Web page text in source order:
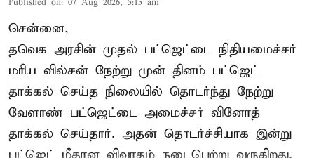
சென்னை,
தவெக அரசின் முதல் பட்ஜெட்டை நிதியமைச்சர்
மரிய வில்சன் நேற்று முன் தினம் பட்ஜெட்
தாக்கல் செய்த நிலையில் தொடர்ந்து நேற்று
வேளாண் பட்ஜெட்டை அமைச்சர் வினோத்
தாக்கல் செய்தார். அதன் தொடர்ச்சியாக இன்று
பட்ஜெட் மீதான விவாதம் நடைபெற்று வருகிறது.